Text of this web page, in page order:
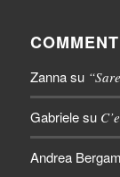
Zannasu
Gabrielesu
Andrea